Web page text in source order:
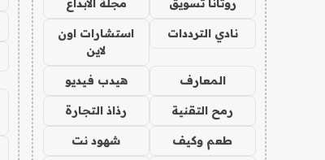
روتانا تسويق مجلة الابداع
نادي الترددات
استشارات اون
لاين
المعارف هيدب فيديو
رمح التقنية رذاذ التجارة
طعم وكيف شهود نت